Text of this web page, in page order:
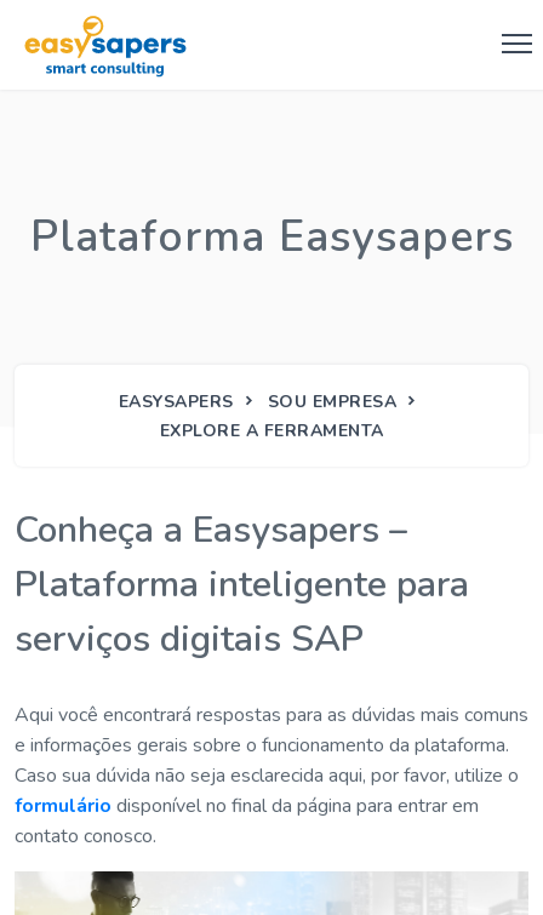
Plataforma Easysapers
EASYSAPERS
SOU EMPRESA
EXPLORE A FERRAMENTA
Conheça a Easysapers –
Plataforma inteligente para
serviços digitais SAP
Aqui você encontrará respostas para as dúvidas mais comuns
e informações gerais sobre o funcionamento da plataforma.
Caso sua dúvida não seja esclarecida aqui, por favor, utilize o
formulário disponível no final da página para entrar em
contato conosco.